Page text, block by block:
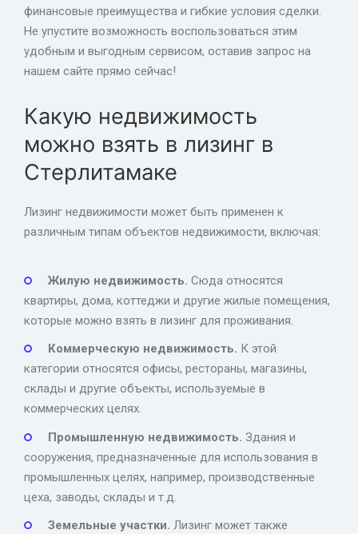
финансовые преимущества и гибкие условия сделки.
Не упустите возможность воспользоваться этим
удобным и выгодным сервисом, оставив запрос на
нашем сайте прямо сейчас!
Какую недвижимость
можно взять в лизинг в
Стерлитамаке
Лизинг недвижимости может быть применен к
различным типам объектов недвижимости, включая:
Жилую недвижимость. Сюда относятся
квартиры, дома, коттеджи и другие жилые помещения,
которые можно взять в лизинг для проживания.
Коммерческую недвижимость. К этой
категории относятся офисы, рестораны, магазины,
склады и другие объекты, используемые в
коммерческих целях.
Промышленную недвижимость. Здания и
сооружения, предназначенные для использования в
промышленных целях, например, производственные
цеха, заводы, склады и т.д.
Земельные участки. Лизинг может также